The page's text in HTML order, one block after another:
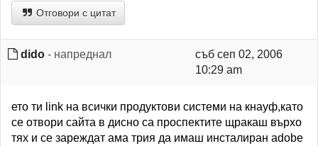
Отговори с цитат
dido - напреднал
съб сеп 02, 2006
10:29 am
ето ти link на всички продуктови системи на кнауф,като
се отвори сайта в дисно са проспектите щракаш върхо
тях и се зареждат ама трия да имаш инсталиран adobe